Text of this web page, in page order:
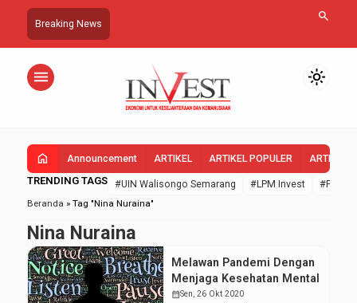
Breaking News search
menu light_mode
home Announcement ARTIKEL ARTIKEL POPULER ARTIKEL
TRENDING TAGS #UIN Walisongo Semarang #LPM Invest
#FEBI
Beranda » Tag "Nina Nuraina"
Nina Nuraina
Melawan Pandemi Dengan
Menjaga Kesehatan Mental
calendar_monthSen, 26 Okt 2020